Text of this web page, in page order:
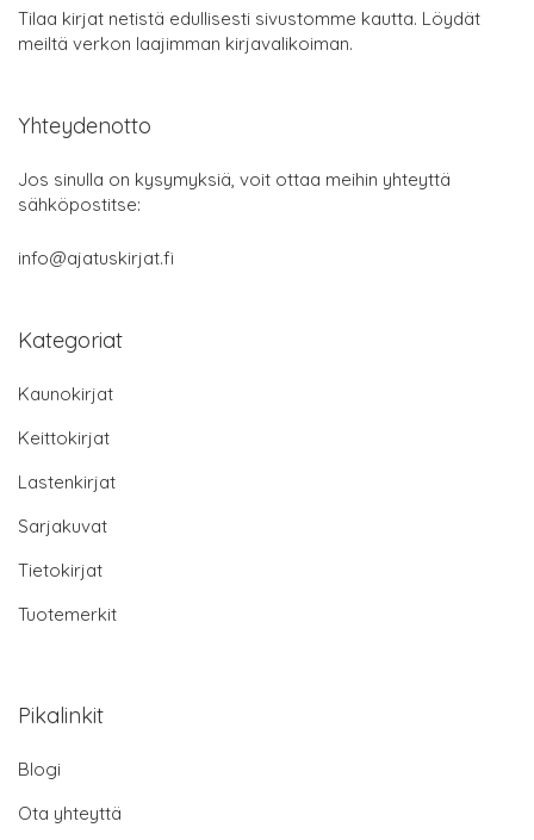
Tilaa kirjat netistä edullisesti sivustomme kautta. Löydät
meiltä verkon laajimman kirjavalikoiman.
Yhteydenotto
Jos sinulla on kysymyksiä, voit ottaa meihin yhteyttä
sähköpostitse:
info@ajatuskirjat.fi
Kategoriat
Kaunokirjat
Keittokirjat
Lastenkirjat
Sarjakuvat
Tietokirjat
Tuotemerkit
Pikalinkit
Blogi
Ota yhteyttä